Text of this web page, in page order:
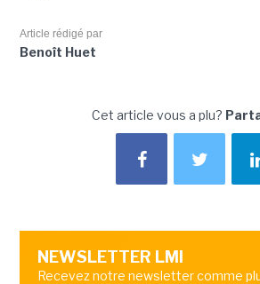
Article rédigé par
Benoît Huet
Cet article vous a plu?
NEWSLETTER LMI
Recevez notre newsletter comme